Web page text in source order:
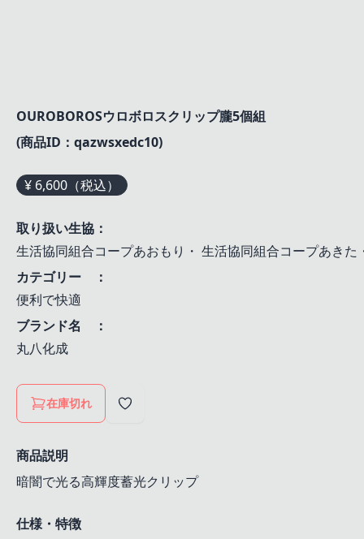
OUROBOROSウロボロスクリップ朧5個組
(商品ID：qazwsxedc10)
¥ 6,600（税込）
取り扱い生協：
生活協同組合コープあおもり ・ 生活協同組合コープあきた
カテゴリー ：
便利で快適
ブランド名 ：
丸八化成
在庫切れ
商品説明
暗闇で光る高輝度蓄光クリップ
仕様・特徴